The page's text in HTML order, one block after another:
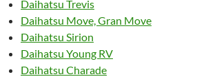
Daihatsu Trevis
Daihatsu Move, Gran Move
Daihatsu Sirion
Daihatsu Young RV
Daihatsu Charade